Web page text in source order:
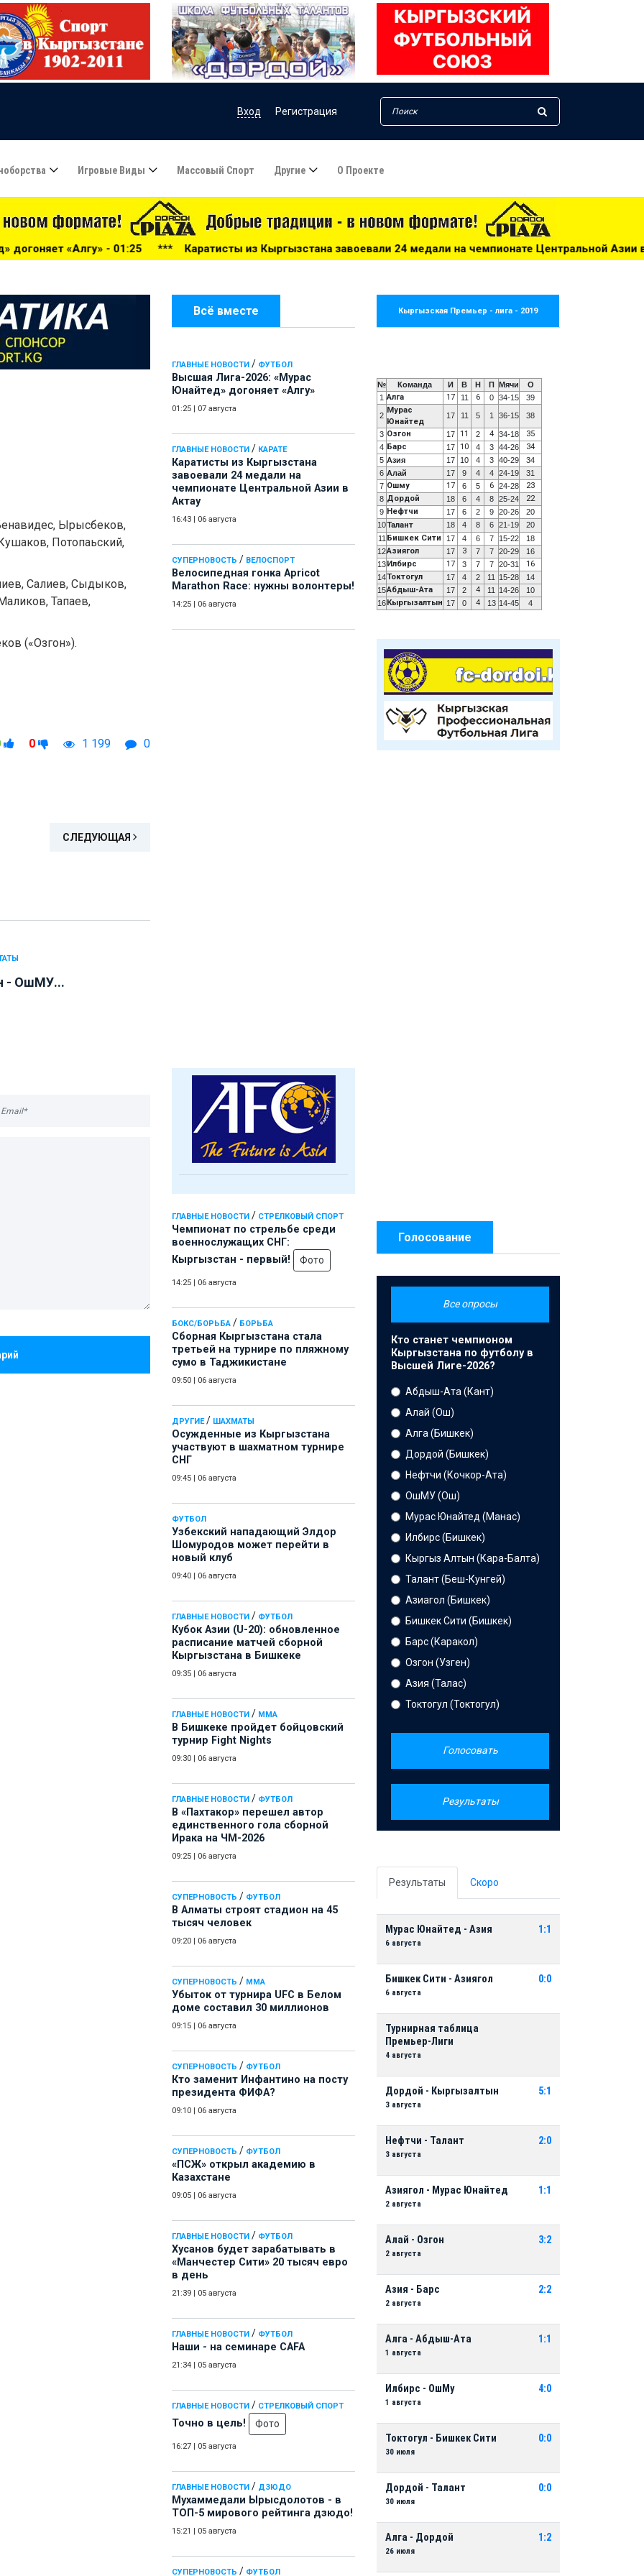
Вход Регистрация
Игровые Виды Массовый Спорт Другие О Проекте
***Каратисты из Кыргызстана завоевали 24 медали на чемпионате Центральной Азии в Актау - 16:43
Всё вместе
ГЛАВНЫЕ НОВОСТИ / ФУТБОЛ
Высшая Лига-2026: «Мурас
Юнайтед» догоняет «Алгу»
01:25 07 августа
ГЛАВНЫЕ НОВОСТИ / КАРАТЕ
Каратисты из Кыргызстана
завоевали 24 медали на
чемпионате Центральной Азии в
Актау
16:43 06 августа
СУПЕРНОВОСТЬ / ВЕЛОСПОРТ
Велосипедная гонка Apricot
Marathon Race: нужны волонтеры!
14:25 06 августа
ГЛАВНЫЕ НОВОСТИ / СТРЕЛКОВЫЙ СПОРТ
Чемпионат по стрельбе среди
военнослужащих СНГ:
Кыргызстан - первый!
Фото
14:25 06 августа
БОКС/БОРЬБА / БОРЬБА
Сборная Кыргызстана стала
третьей на турнире по пляжному
сумо в Таджикистане
09:50 06 августа
ДРУГИЕ/ ШАХМАТЫ
Осужденные из Кыргызстана
участвуют в шахматном турнире
СНГ
09:45 06 августа
ФУТБОЛ
Узбекский нападающий Элдор
Шомуродов может перейти в
новый клуб
09:40 06 августа
ГЛАВНЫЕ НОВОСТИ / ФУТБОЛ
Кубок Азии (U-20): обновленное
расписание матчей сборной
Кыргызстана в Бишкеке
09:35 06 августа
ГЛАВНЫЕ НОВОСТИ / ММА
В Бишкеке пройдет бойцовский
турнир Fight Nights
09:30 06 августа
ГЛАВНЫЕ НОВОСТИ / ФУТБОЛ
В «Пахтакор» перешел автор
единственного гола сборной
Ирака на ЧМ-2026
09:25 06 августа
СУПЕРНОВОСТЬ / ФУТБОЛ
В Алматы строят стадион на 45
тысяч человек
09:20 06 августа
СУПЕРНОВОСТЬ / ММА
Убыток от турнира UFC в Белом
доме составил 30 миллионов
09:15 06 августа
СУПЕРНОВОСТЬ / ФУТБОЛ
Кто заменит Инфантино на посту
президента ФИФА?
09:10 06 августа
СУПЕРНОВОСТЬ / ФУТБОЛ
«ПСЖ» открыл академию в
Казахстане
09:05 06 августа
ГЛАВНЫЕ НОВОСТИ / ФУТБОЛ
Хусанов будет зарабатывать в
«Манчестер Сити» 20 тысяч евро
в день
21:39 05 августа
ГЛАВНЫЕ НОВОСТИ / ФУТБОЛ
Наши - на семинаре СAFA
21:34 05 августа
ГЛАВНЫЕ НОВОСТИ / СТРЕЛКОВЫЙ СПОРТ
Точно в цель! Фото
16:27 05 августа
ГЛАВНЫЕ НОВОСТИ / ДЗЮДО
Мухаммедали Ырысдолотов - в
ТОП-5 мирового рейтинга дзюдо!
15:21 05 августа
СУПЕРНОВОСТЬ / ФУТБОЛ
Ырысбеков,
Потопаьский,
Салиев, Сыдыков,
Тапаев,
(«Озгон»).
0 1 199 0
СЛЕДУЮЩАЯ
- ОшМУ...
Кыргызская Премьер - лига - 2019
№ Команда И В Н П Мячи
О
1 Алга 17 11 6 0 34-15 39
2
Мурас
Юнайтед
17 11 5 1 36-15 38
3 Озгон 17 11 2 4 34-18 35
4 Барс 17 10 4 3 44-26 34
5 Азия 17 10 4 3 40-29
34
6 Алай 17 9 4 4 24-19
31
7 Ошму 17 6 5 6 24-28 23
8 Дордой 18 6 4 8 25-24 22
9 Нефтчи 17 6 2 9 20-26
20
10Талант 18 4 8 6 21-19
20
11 Бишкек Сити 17 4 6 7 15-22
18
12Азиягол 17 3 7 7 20-29
16
13 Илбирс 17 3 7 7 20-31 16
14Токтогул 17 4 2 11 15-28
14
15Абдыш-Ата 17 2 4 11 14-26
10
16 Кыргызалтын 17 0 4 13 14-45 4
Голосование
Все опросы
Кто станет чемпионом
Кыргызстана по футболу в
Высшей Лиге-2026?
Абдыш-Ата (Кант)
Алай (Ош)
Алга (Бишкек)
Дордой (Бишкек)
Нефтчи (Кочкор-Ата)
ОшМУ (Ош)
Мурас Юнайтед (Манас)
Илбирс (Бишкек)
Кыргыз Алтын (Кара-Балта)
Талант (Беш-Кунгей)
Азиагол (Бишкек)
Бишкек Сити (Бишкек)
Барс (Каракол)
Озгон (Узген)
Азия (Талас)
Токтогул (Токтогул)
Голосовать
Результаты
Результаты Скоро
Мурас Юнайтед - Азия
6 августа
1:1
Бишкек Сити - Азиягол
6 августа
0:0
Турнирная таблица
Премьер-Лиги
4 августа
Дордой - Кыргызалтын
3 августа
5:1
Нефтчи - Талант
3 августа
2:0
Азиягол - Мурас Юнайтед
2 августа
1:1
Алай - Озгон
2 августа
3:2
Азия - Барс
2 августа
2:2
Алга - Абдыш-Ата
1 августа
1:1
Илбирс - ОшМу
1 августа
4:0
Токтогул - Бишкек Сити
30 июля
0:0
Дордой - Талант
30 июля
0:0
Алга - Дордой
26 июля
1:2